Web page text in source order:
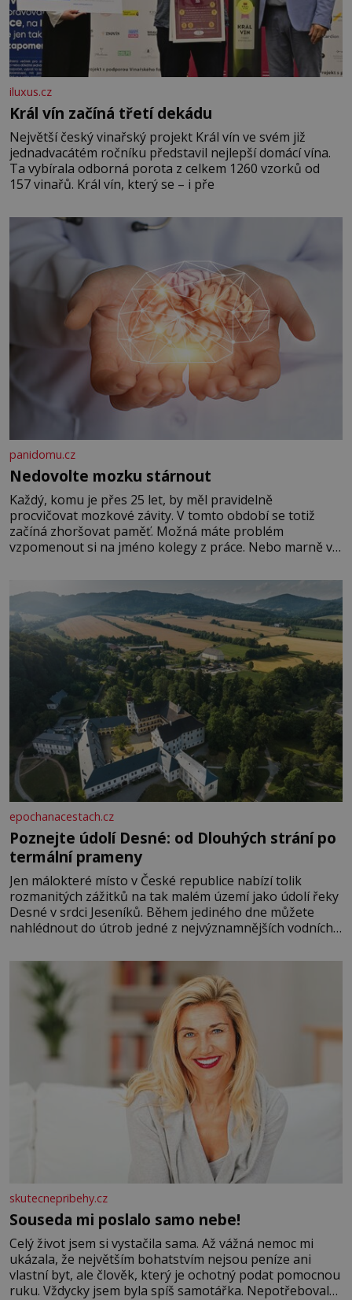
iluxus.cz
Král vín začíná třetí dekádu
Největší český vinařský projekt Král vín ve svém již
jednadvacátém ročníku představil nejlepší domácí vína.
Ta vybírala odborná porota z celkem 1260 vzorků od
157 vinařů. Král vín, který se – i pře
panidomu.cz
Nedovolte mozku stárnout
Každý, komu je přes 25 let, by měl pravidelně
procvičovat mozkové závity. V tomto období se totiž
začíná zhoršovat paměť. Možná máte problém
vzpomenout si na jméno kolegy z práce. Nebo marně v
Je to opravdu tak, s věkem jako kdyby se paměť
rozhodla stávkovat. Cvičte
epochanacestach.cz
Poznejte údolí Desné: od Dlouhých strání po
termální prameny
Jen málokteré místo v České republice nabízí tolik
rozmanitých zážitků na tak malém území jako údolí řeky
Desné v srdci Jeseníků. Během jediného dne můžete
nahlédnout do útrob jedné z nejvýznamnějších vodních
se na koloběžce a den zakončit poznáváním památek ve
Velkých Losinách nebo v termálním
skutecnepribehy.cz
Souseda mi poslalo samo nebe!
Celý život jsem si vystačila sama. Až vážná nemoc mi
ukázala, že největším bohatstvím nejsou peníze ani
vlastní byt, ale člověk, který je ochotný podat pomocnou
ruku. Vždycky jsem byla spíš samotářka. Nepotřebovala